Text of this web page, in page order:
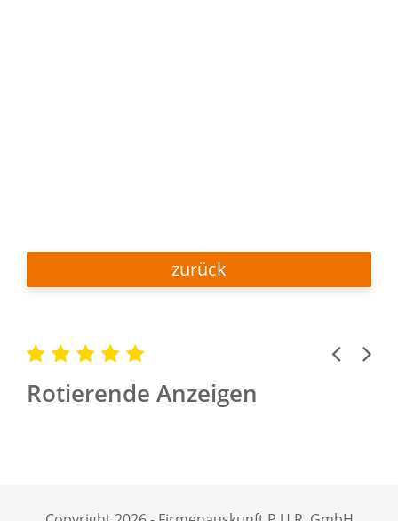
zurück
Rotierende Anzeigen
Previous
Next